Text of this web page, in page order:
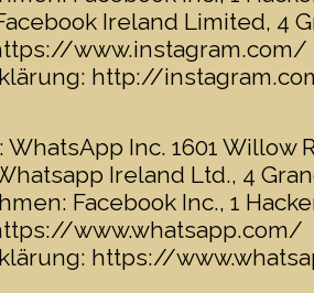
Ireland Limited, 4
www.instagram.com/
http://
Inc. 1601 Willow
Ireland Ltd., 4
Facebook Inc., 1
www.whatsapp.com/
https://